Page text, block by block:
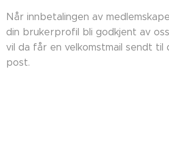
Når innbetalingen av
din brukerprofil bli godkjent av oss
vil da får en velkomstmail sendt
post.